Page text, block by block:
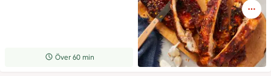
Receptet tar Över 60 min att tillaga
Över 60 min